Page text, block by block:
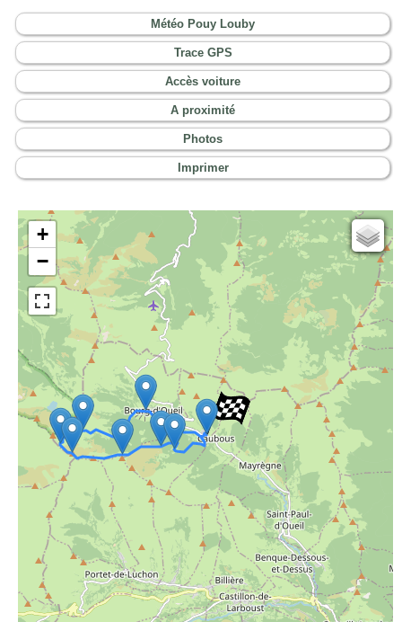
Météo Pouy Louby
Trace GPS
Accès voiture
A proximité
Photos
Imprimer
+
−
Cartes IGN
Open Topo Map
Open Street Map
ESRI Word Imagery
Photographies aériennes